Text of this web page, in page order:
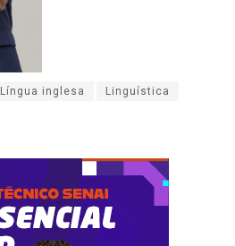
Língua inglesa Linguística